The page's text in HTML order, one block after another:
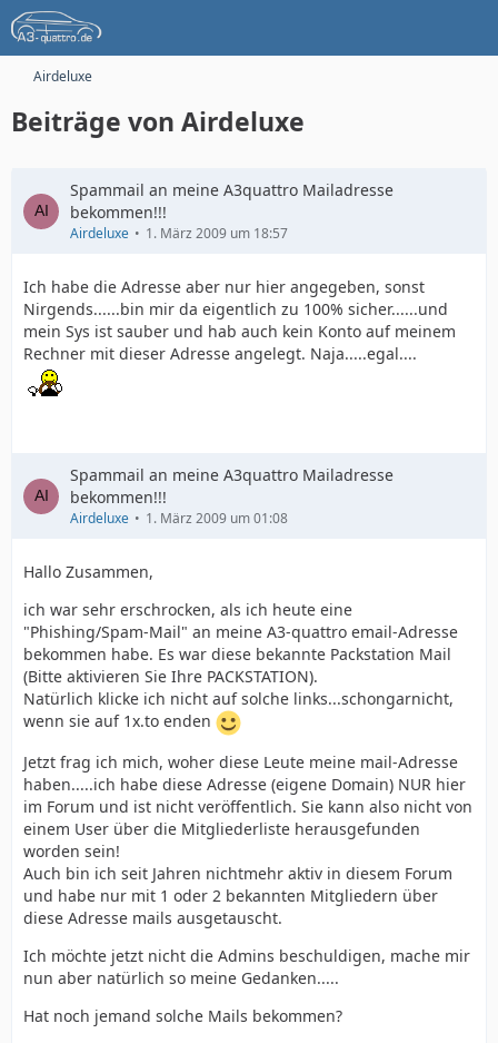
Airdeluxe
Beiträge von Airdeluxe
Spammail an meine A3quattro Mailadresse
bekommen!!!
Airdeluxe 1. März 2009 um 18:57
Ich habe die Adresse aber nur hier angegeben, sonst
Nirgends......bin mir da eigentlich zu 100% sicher......und
mein Sys ist sauber und hab auch kein Konto auf meinem
Rechner mit dieser Adresse angelegt. Naja.....egal....
Spammail an meine A3quattro Mailadresse
bekommen!!!
Airdeluxe 1. März 2009 um 01:08
Hallo Zusammen,
ich war sehr erschrocken, als ich heute eine
"Phishing/Spam-Mail" an meine A3-quattro email-Adresse
bekommen habe. Es war diese bekannte Packstation Mail
(Bitte aktivieren Sie Ihre PACKSTATION).
Natürlich klicke ich nicht auf solche links...schongarnicht,
wenn sie auf 1x.to enden
Jetzt frag ich mich, woher diese Leute meine mail-Adresse
haben.....ich habe diese Adresse (eigene Domain) NUR hier
im Forum und ist nicht veröffentlich. Sie kann also nicht von
einem User über die Mitgliederliste herausgefunden
worden sein!
Auch bin ich seit Jahren nichtmehr aktiv in diesem Forum
und habe nur mit 1 oder 2 bekannten Mitgliedern über
diese Adresse mails ausgetauscht.
Ich möchte jetzt nicht die Admins beschuldigen, mache mir
nun aber natürlich so meine Gedanken.....
Hat noch jemand solche Mails bekommen?